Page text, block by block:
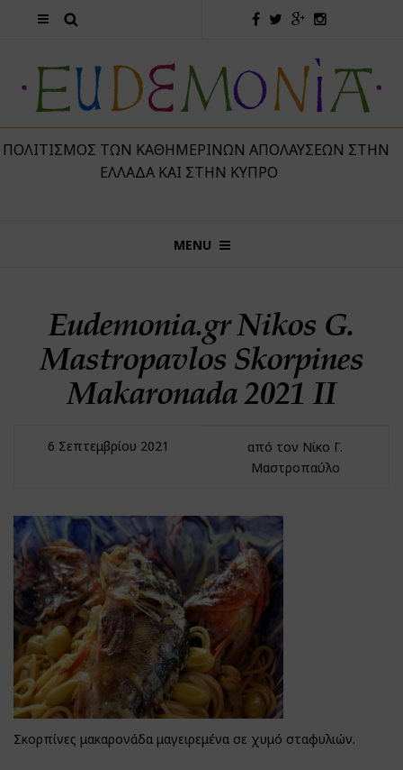
ΤΩΝ ΚΑΘΗΜΕΡΙΝΏΝ ΑΠΟΛΑΎΣΕΩΝ ΣΤΗΝ
ΕΛΛΆΔΑ ΚΑΙ ΣΤΗΝ ΚΎΠΡΟ
MENU
Eudemonia.gr Nikos G.
Mastropavlos Skorpines
Makaronada 2021 ΙI
6 Σεπτεμβρίου 2021
από τον Νίκο Γ.
Μαστροπαύλο
Σκορπίνες μακαρονάδα μαγειρεμένα σε χυμό σταφυλιών.